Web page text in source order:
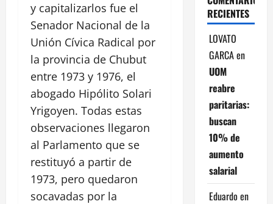
y capitalizarlos fue el
Senador Nacional de la
Unión Cívica Radical por
la provincia de Chubut
entre 1973 y 1976, el
abogado Hipólito Solari
Yrigoyen. Todas estas
observaciones llegaron
al Parlamento que se
restituyó a partir de
1973, pero quedaron
socavadas por la
RECIENTES
LOVATO
GARCAen
UOM
reabre
paritarias:
buscan
10% de
aumento
salarial
Eduardo en